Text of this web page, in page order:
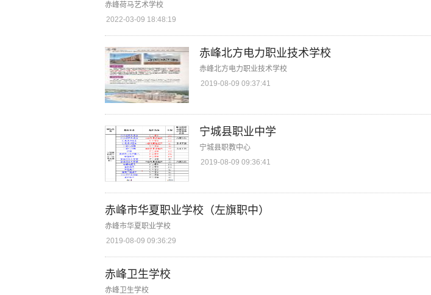
赤峰荷马艺术学校
2022-03-09 18:48:19
赤峰北方电力职业技术学校
赤峰北方电力职业技术学校
2019-08-09 09:37:41
宁城县职业中学
宁城县职教中心
2019-08-09 09:36:41
赤峰市华夏职业学校（左旗职中）
赤峰市华夏职业学校
2019-08-09 09:36:29
赤峰卫生学校
赤峰卫生学校